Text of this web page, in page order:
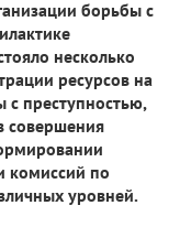
борьбы с
несколько
ресурсов на
преступностью,
совершения
комиссий по
уровней.